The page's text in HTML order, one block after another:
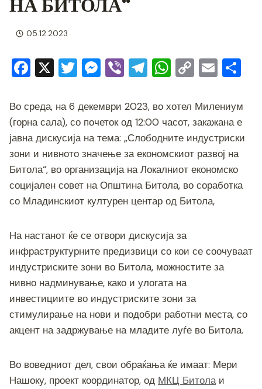
НА БИТОЛА“
05.12.2023
F
c
e
b
o
o
k
X T
tt
er
M
ss
e
n
g
er
Vi
er
T
e
gr
a
m
W
at
s
A
p
p
C
p
y
Li
n
k
E
ai
l
ar
e
Во среда, на 6 декември 2023, во хотел Милениум
(горна сала), со почеток од 12:00 часот, закажана е
јавна дискусија на тема: „Слободните индустриски
зони и нивното значење за економскиот развој на
Битола“, во организација на Локалниот економско
социјален совет на Општина Битола, во соработка
со Младинскиот културен центар од Битола,
На настанот ќе се отвори дискусија за
инфраструктурните предизвици со кои се соочуваат
индустриските зони во Битола, можностите за
нивно надминување, како и улогата на
инвестициите во индустриските зони за
стимулирање на нови и подобри работни места, со
акцент на задржување на младите луѓе во Битола.
Во воведниот дел, свои обраќања ќе имаат: Мери
Нашоку, проект координатор, од МКЦ Битолаи